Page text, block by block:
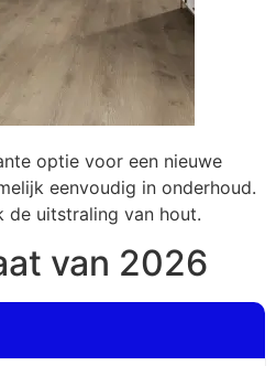
optie voor een nieuwe
eenvoudig in onderhoud.
de uitstraling van hout.
van 2026